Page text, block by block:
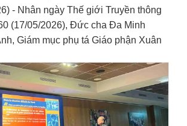
- Nhân ngày Thế giới Truyền thông
(17/05/2026), Đức cha Đa Minh
Giám mục phụ tá Giáo phận Xuân